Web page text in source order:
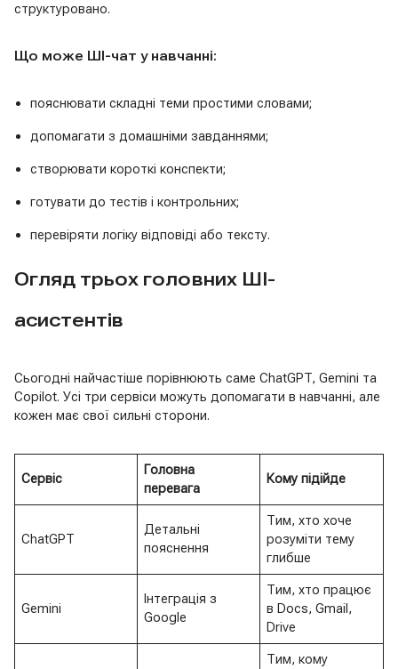
структуровано.
Що може ШІ-чат у навчанні:
пояснювати складні теми простими словами;
допомагати з домашніми завданнями;
створювати короткі конспекти;
готувати до тестів і контрольних;
перевіряти логіку відповіді або тексту.
Огляд трьох головних ШІ-
асистентів
Сьогодні найчастіше порівнюють саме ChatGPT, Gemini та
Copilot. Усі три сервіси можуть допомагати в навчанні, але
кожен має свої сильні сторони.
Сервіс
Головна
перевага
Кому підійде
ChatGPT
Детальні
пояснення
Тим, хто хоче
розуміти тему
глибше
Gemini
Інтеграція з
Google
Тим, хто працює
в Docs, Gmail,
Drive
Тим, кому